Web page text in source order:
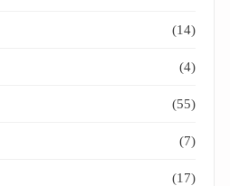
(14)
(4)
(55)
(7)
(17)